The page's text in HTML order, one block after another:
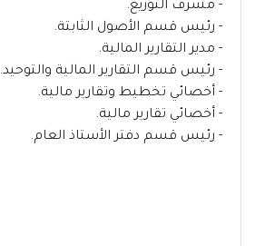
- مشرف التوزيع.
- رئيس قسم الأصول الثابتة.
- مدير التقارير المالية.
- رئيس قسم التقارير المالية والتوحيد.
- أخصائي تخطيط وتقارير مالية.
- أخصائي تقارير مالية.
- رئيس قسم دفتر الأستاذ العام.